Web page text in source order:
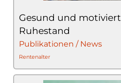
Gesund und
Ruhestand
Publikationen / News
Rentenalter